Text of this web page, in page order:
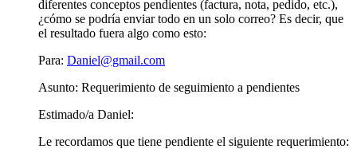
diferentes conceptos pendientes (factura, nota, pedido, etc.),
¿cómo se podría enviar todo en un solo correo? Es decir, que
el resultado fuera algo como esto:
Para: Daniel@gmail.com
Asunto: Requerimiento de seguimiento a pendientes
Estimado/a Daniel:
Le recordamos que tiene pendiente el siguiente requerimiento: